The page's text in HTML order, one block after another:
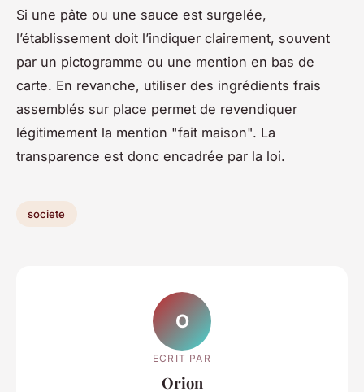
Si une pâte ou une sauce est surgelée,
l’établissement doit l’indiquer clairement, souvent
par un pictogramme ou une mention en bas de
carte. En revanche, utiliser des ingrédients frais
assemblés sur place permet de revendiquer
légitimement la mention "fait maison". La
transparence est donc encadrée par la loi.
societe
O
ECRIT PAR
Orion